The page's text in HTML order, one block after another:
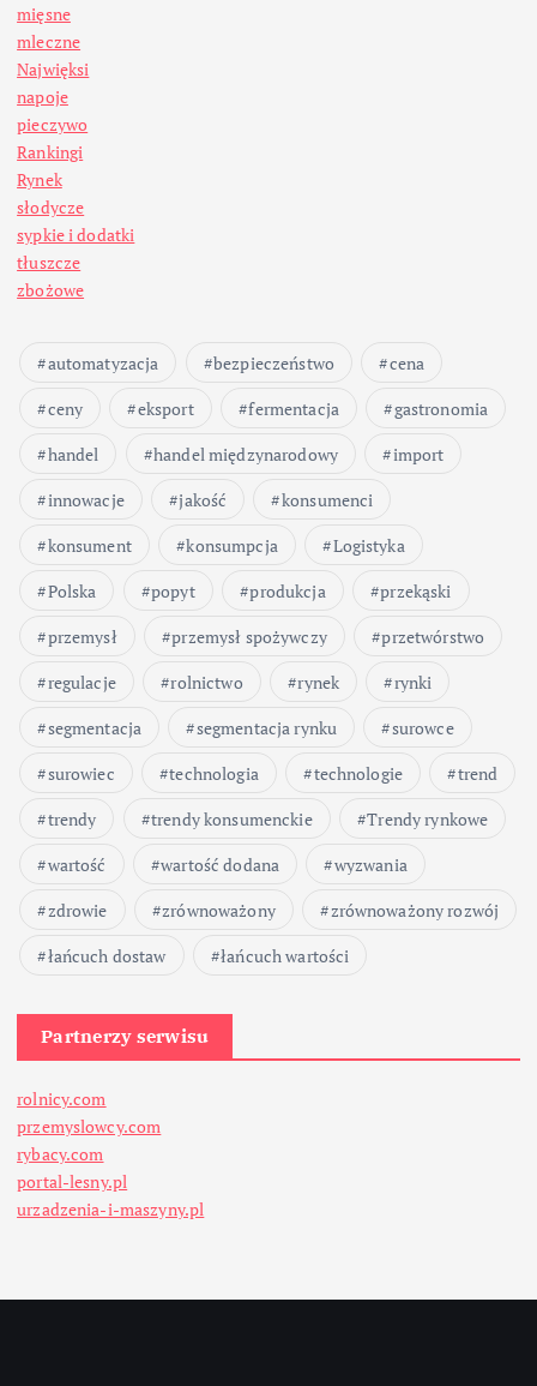
mięsne
mleczne
Najwięksi
napoje
pieczywo
Rankingi
Rynek
słodycze
sypkie i dodatki
tłuszcze
zbożowe
automatyzacja bezpieczeństwo
cena
ceny
eksport fermentacja
gastronomia
handel
handel międzynarodowy
import
innowacje
jakość
konsumenci
konsument
konsumpcja
Logistyka
Polska
popyt produkcja
przekąski
przemysł
przemysł spożywczy
przetwórstwo
regulacje
rolnictwo rynek
rynki
segmentacja
segmentacja rynku
surowce
surowiec
technologia technologie
trend
trendy
trendy konsumenckie
Trendy rynkowe
wartość
wartość dodana
wyzwania
zdrowie
zrównoważony
zrównoważony rozwój
łańcuch dostaw
łańcuch wartości
Partnerzy serwisu
rolnicy.com
przemyslowcy.com
rybacy.com
portal-lesny.pl
urzadzenia-i-maszyny.pl